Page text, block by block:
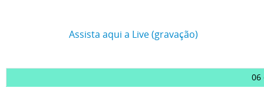
Assista aqui a Live (gravação)
06